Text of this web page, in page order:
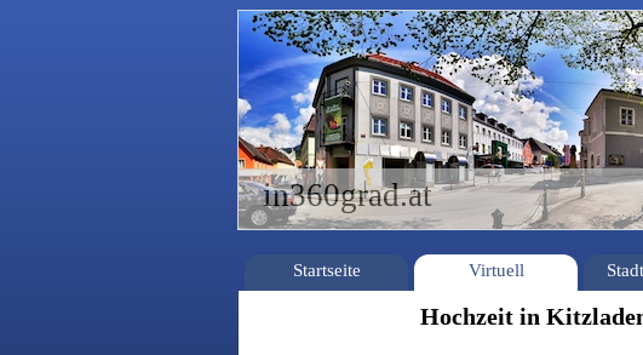
in360grad.at
Startseite Virtuell
Hochzeit in